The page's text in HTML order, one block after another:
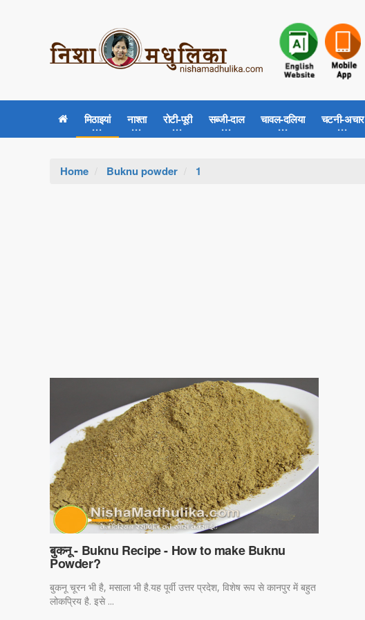
मिठाइयां नाश्ता रोटी-पूरी सब्जी-दाल चावल-दलिया चटनी-अचार
Home Buknu powder 1
बुकनू - Buknu Recipe - How to make Buknu
Powder?
बुकनू चूरन भी है, मसाला भी है.यह पूर्वी उत्तर प्रदेश, विशेष रूप से कानपुर में बहुत
लोकप्रिय है. इसे ...